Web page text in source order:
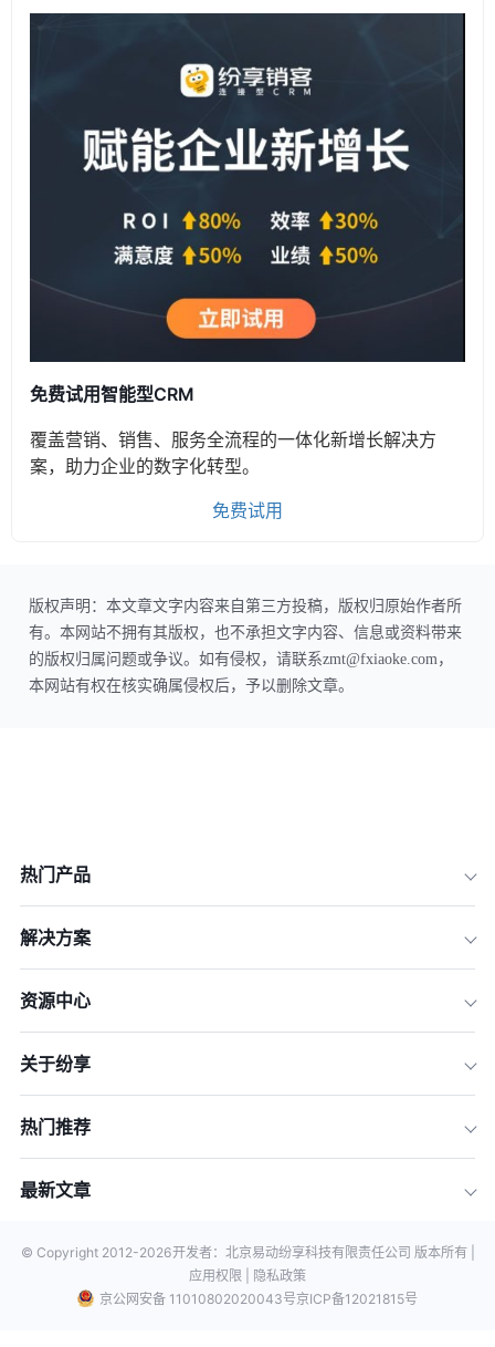
免费试用智能型CRM
覆盖营销、销售、服务全流程的一体化新增长解决方
案，助力企业的数字化转型。
免费试用
版权声明：本文章文字内容来自第三方投稿，版权归原始作者所
有。本网站不拥有其版权，也不承担文字内容、信息或资料带来
的版权归属问题或争议。如有侵权，请联系zmt@fxiaoke.com，
本网站有权在核实确属侵权后，予以删除文章。
热门产品
解决方案
资源中心
关于纷享
热门推荐
最新文章
© Copyright 2012-2026开发者：北京易动纷享科技有限责任公司 版本所有 |
应用权限 |
隐私政策
京公网安备 11010802020043号京ICP备12021815号